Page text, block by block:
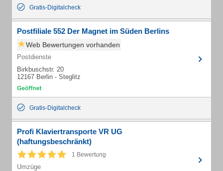
Gratis-Digitalcheck
Postfiliale 552 Der Magnet im Süden Berlins
Web Bewertungen vorhanden
Postdienste
Birkbuschstr. 20
12167 Berlin - Steglitz
Gratis-Digitalcheck
Profi Klaviertransporte VR UG
(haftungsbeschränkt)
1 Bewertung
Umzüge